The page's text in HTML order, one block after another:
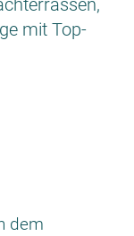
mit Top-
dem